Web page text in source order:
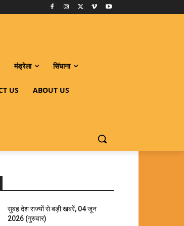
मंड्रेला सिंघाना
US ABOUT US
सुबह देश राज्यों से बड़ी खबरें, 04 जून
2026 (गुरुवार)